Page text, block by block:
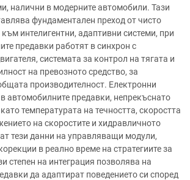
налични в модерните автомобили. Тази
фундаментален преход от чисто
интелигентни, адаптивни системи, при
предавки работят в синхрон с
системата за контрол на тягата и
на превозното средство, за
производителност. Електронни
автомобилните предавки, непрекъснато
температурата на течността, скоростта
на скоростите и хидравличното
тези данни на управляващи модули,
в реално време на стратегиите за
степен на интеграция позволява на
да адаптират поведението си според